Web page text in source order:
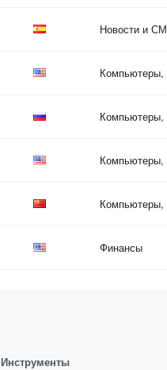
Новости и
Компьютеры,
Компьютеры,
Компьютеры,
Компьютеры,
Финансы
Инструменты